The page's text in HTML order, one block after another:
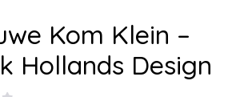
Kom Klein –
Hollands Design